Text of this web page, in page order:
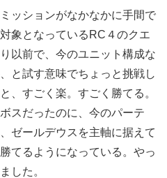
ッションがなかなかに手間で
象となっているRC４のクエ
以前で、今のユニット構成な
と試す意味でちょっと挑戦し
、すごく楽。すごく勝てる。
スだったのに、今のパーテ
ゼールデウスを主軸に据えて
てるようになっている。やっ
した。